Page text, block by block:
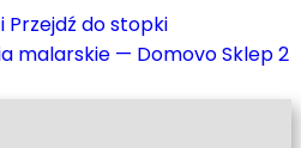
Przejdź do stopki
malarskie — Domovo Sklep 2